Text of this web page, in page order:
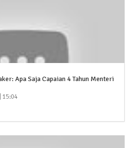
Apa Saja Capaian 4 Tahun Menteri
15:04